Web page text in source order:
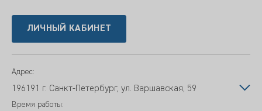
ЛИЧНЫЙ КАБИНЕТ
Адрес:
196191 г. Санкт-Петербург, ул. Варшавская, 59
Время работы: